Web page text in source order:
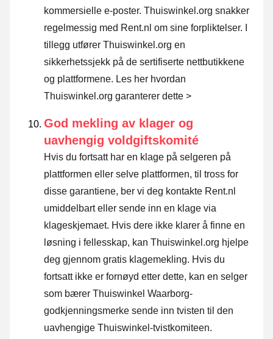
kommersielle e-poster. Thuiswinkel.org snakker
regelmessig med Rent.nl om sine forpliktelser. I
tillegg utfører Thuiswinkel.org en
sikkerhetssjekk på de sertifiserte nettbutikkene
og plattformene. Les her hvordan
Thuiswinkel.org garanterer dette >
God mekling av klager og
uavhengig voldgiftskomité
Hvis du fortsatt har en klage på selgeren på
plattformen eller selve plattformen, til tross for
disse garantiene, ber vi deg kontakte Rent.nl
umiddelbart eller sende inn en klage via
klageskjemaet. Hvis dere ikke klarer å finne en
løsning i fellesskap, kan Thuiswinkel.org hjelpe
deg gjennom gratis klagemekling. Hvis du
fortsatt ikke er fornøyd etter dette, kan en selger
som bærer Thuiswinkel Waarborg-
godkjenningsmerke sende inn tvisten til den
uavhengige Thuiswinkel-tvistkomiteen.